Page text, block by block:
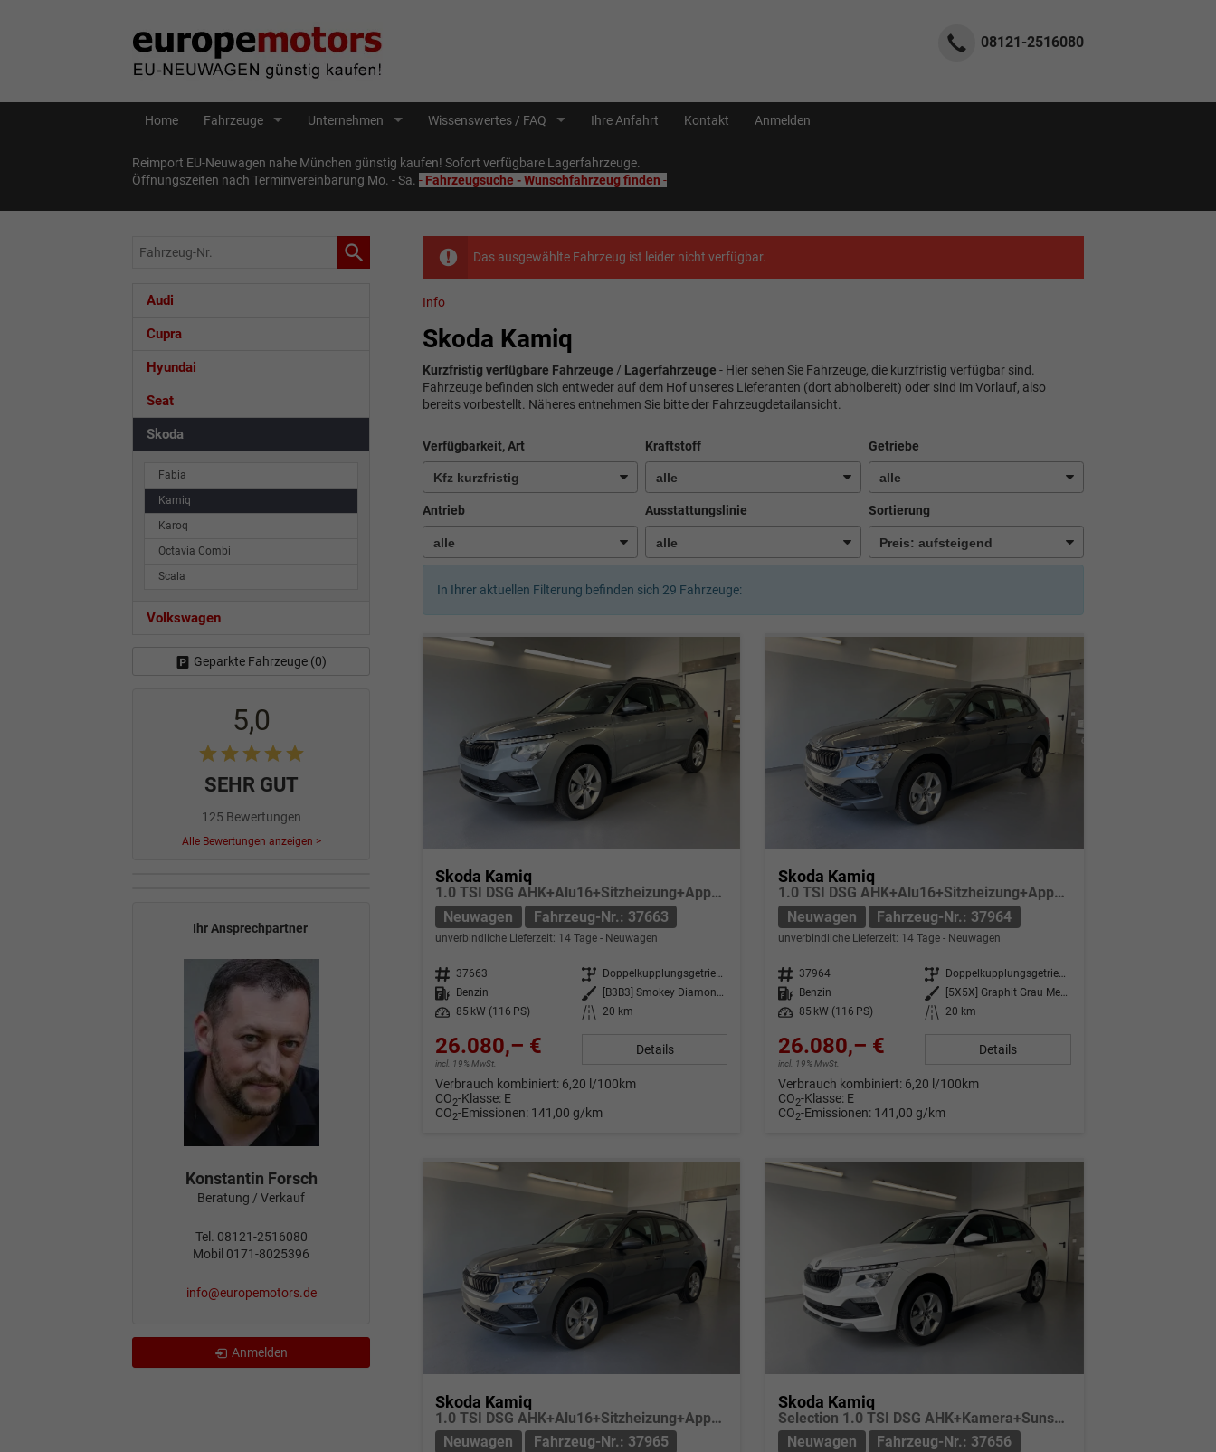
08121-2516080
Home Fahrzeuge Unternehmen Wissenswertes / FAQ Ihre Anfahrt Kontakt Anmelden
Reimport EU-Neuwagen nahe München günstig kaufen! Sofort verfügbare Lagerfahrzeuge.
Öffnungszeiten nach Terminvereinbarung Mo. - Sa. - Fahrzeugsuche - Wunschfahrzeug finden -
Das ausgewählte Fahrzeug ist leider nicht verfügbar.
Info
Skoda Kamiq
Kurzfristig verfügbare Fahrzeuge / Lagerfahrzeuge - Hier sehen Sie Fahrzeuge, die kurzfristig verfügbar sind.
Fahrzeuge befinden sich entweder auf dem Hof unseres Lieferanten (dort abholbereit) oder sind im Vorlauf, also
bereits vorbestellt. Näheres entnehmen Sie bitte der Fahrzeugdetailansicht.
Verfügbarkeit, Art Kraftstoff Getriebe
Antrieb Ausstattungslinie Sortierung
In Ihrer aktuellen Filterung befinden sich 29 Fahrzeuge:
Skoda Kamiq
1.0 TSI DSG AHK+Alu16+Sitzheizung+AppConnect+GV5+LED+Nebel+Klima
Neuwagen
Fahrzeug-Nr.: 37663
unverbindliche Lieferzeit: 14 Tage Neuwagen
Fahrzeug-Nr. 37663 Getriebe
Doppelkupplungsgetriebe (DSG)
Kraftstoff
Benzin Außenfarbe
[B3B3] Smokey Diamond-Silber Metallic
Leistung
85 kW (116 PS) Kilometerstand 20 km
26.080,– €
incl. 19% MwSt.
Details
Verbrauch kombiniert: 6,20 l/100km
CO2-Klasse: E
CO2-Emissionen: 141,00 g/km
Skoda Kamiq
1.0 TSI DSG AHK+Alu16+Sitzheizung+AppConnect+GV5+LED+Nebel+Klima
Neuwagen
Fahrzeug-Nr.: 37964
unverbindliche Lieferzeit: 14 Tage Neuwagen
Fahrzeug-Nr. 37964 Getriebe
Doppelkupplungsgetriebe (DSG)
Kraftstoff
Benzin Außenfarbe
[5X5X] Graphit Grau Metallic
Leistung
85 kW (116 PS) Kilometerstand 20 km
26.080,– €
incl. 19% MwSt.
Details
Verbrauch kombiniert: 6,20 l/100km
CO2-Klasse: E
CO2-Emissionen: 141,00 g/km
Skoda Kamiq
1.0 TSI DSG AHK+Alu16+Sitzheizung+AppConnect+GV5+LED+Nebel+Klima
Neuwagen
Fahrzeug-Nr.: 37965
Skoda Kamiq
Selection 1.0 TSI DSG AHK+Kamera+Sunset+Kessy+AppConnect+Sitzheiz+Alu16+GV5
Neuwagen
Fahrzeug-Nr.: 37656
Fahrzeug-
Audi
Cupra
Hyundai
Seat
Skoda
Fabia
Kamiq
Karoq
Octavia Combi
Scala
Volkswagen
Geparkte Fahrzeuge (0)
5,0
SEHR GUT
125 Bewertungen
Alle Bewertungen anzeigen >
Ihr Ansprechpartner
Konstantin Forsch
Beratung / Verkauf
Tel. 08121-2516080
Mobil 0171-8025396
info@europemotors.de
Anmelden